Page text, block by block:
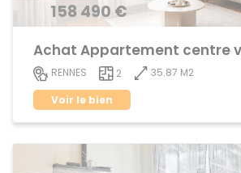
158 490 €
RENNES 2
35.87 M2
Voir le bien